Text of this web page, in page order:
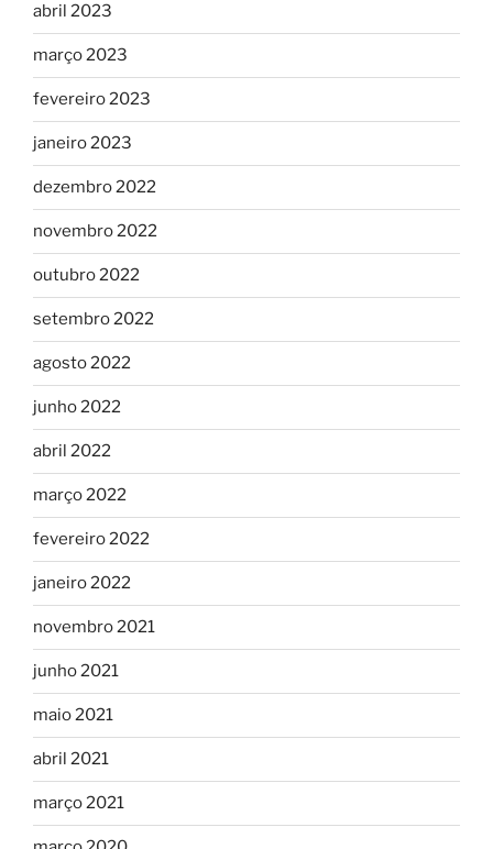
abril 2023
março 2023
fevereiro 2023
janeiro 2023
dezembro 2022
novembro 2022
outubro 2022
setembro 2022
agosto 2022
junho 2022
abril 2022
março 2022
fevereiro 2022
janeiro 2022
novembro 2021
junho 2021
maio 2021
abril 2021
março 2021